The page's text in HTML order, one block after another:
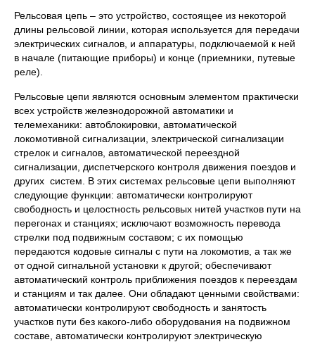
Рельсовая цепь – это устройство, состоящее из некоторой
длины рельсовой линии, которая используется для передачи
электрических сигналов, и аппаратуры, подключаемой к ней
в начале (питающие приборы) и конце (приемники, путевые
реле).
Рельсовые цепи являются основным элементом практически
всех устройств железнодорожной автоматики и
телемеханики: автоблокировки, автоматической
локомотивной сигнализации, электрической сигнализации
стрелок и сигналов, автоматической переездной
сигнализации, диспетчерского контроля движения поездов и
других систем. В этих системах рельсовые цепи выполняют
следующие функции: автоматически контролируют
свободность и целостность рельсовых нитей участков пути на
перегонах и станциях; исключают возможность перевода
стрелки под подвижным составом; с их помощью
передаются кодовые сигналы с пути на локомотив, а так же
от одной сигнальной установки к другой; обеспечивают
автоматический контроль приближения поездов к переездам
и станциям и так далее. Они обладают ценными свойствами:
автоматически контролируют свободность и занятость
участков пути без какого-либо оборудования на подвижном
составе, автоматически контролируют электрическую